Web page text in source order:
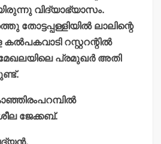
വിദ്യാഭ്യാസം.
തോട്ടപ്പള്ളിയില്‍ ലാലിന്റെ
റസ്റ്ററന്റില്‍
മേഖലയിലെ പ്രമുഖര്‍ അതി
ജേക്കബ്.